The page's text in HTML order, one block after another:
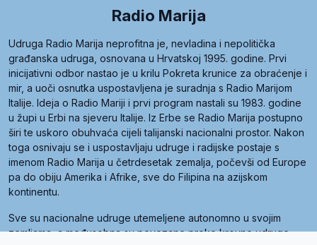
Radio Marija
Udruga Radio Marija neprofitna je, nevladina i nepolitička
građanska udruga, osnovana u Hrvatskoj 1995. godine. Prvi
inicijativni odbor nastao je u krilu Pokreta krunice za obraćenje i
mir, a uoči osnutka uspostavljena je suradnja s Radio Marijom
Italije. Ideja o Radio Mariji i prvi program nastali su 1983. godine
u župi u Erbi na sjeveru Italije. Iz Erbe se Radio Marija postupno
širi te uskoro obuhvaća cijeli talijanski nacionalni prostor. Nakon
toga osnivaju se i uspostavljaju udruge i radijske postaje s
imenom Radio Marija u četrdesetak zemalja, počevši od Europe
pa do obiju Amerika i Afrike, sve do Filipina na azijskom
kontinentu.
Sve su nacionalne udruge utemeljene autonomno u svojim
zemljama, a međusobna su povezane preko krovne udruge